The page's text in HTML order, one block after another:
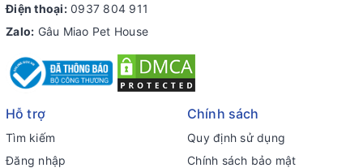
Điện thoại: 0937 804 911
Zalo: Gâu Miao Pet House
Hỗ trợ
Tìm kiếm
Đăng nhập
Chính sách
Quy định sử dụng
Chính sách bảo mật